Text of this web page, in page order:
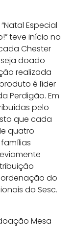
Especial
teve início no
Chester
doado
realizada
é líder
Perdigão. Em
pelo
que cada
quatro
do
do Sesc.
Mesa